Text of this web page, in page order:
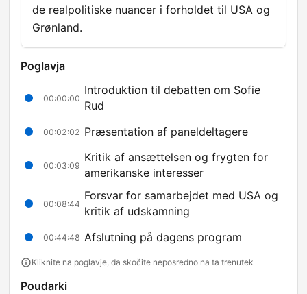
de realpolitiske nuancer i forholdet til USA og
Grønland.
Poglavja
00:00:00
Introduktion til debatten om Sofie
Rud
00:02:02 Præsentation af paneldeltagere
00:03:09
Kritik af ansættelsen og frygten for
amerikanske interesser
00:08:44
Forsvar for samarbejdet med USA og
kritik af udskamning
00:44:48 Afslutning på dagens program
Kliknite na poglavje, da skočite neposredno na ta trenutek
Poudarki